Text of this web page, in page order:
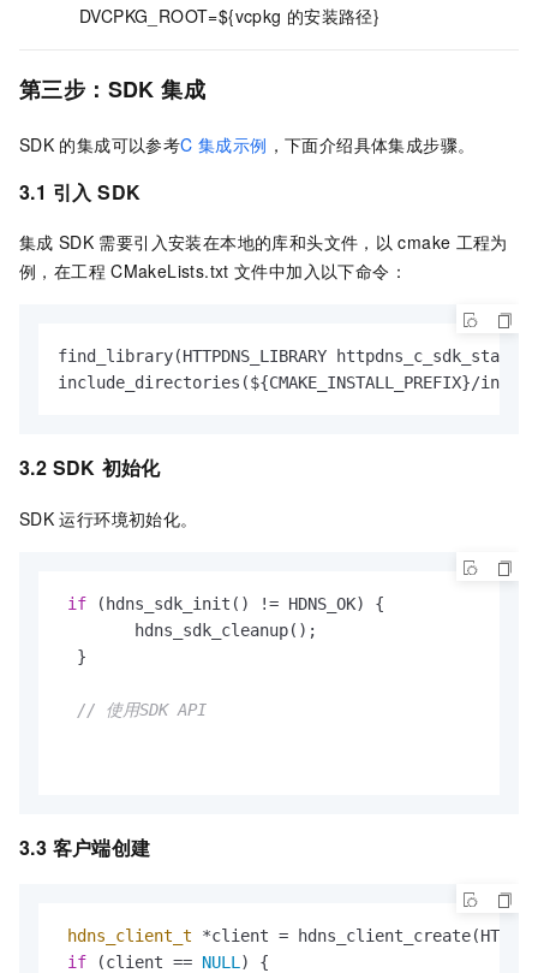
DVCPKG_ROOT=${vcpkg 的安装路径}
第三步：SDK 集成
SDK 的集成可以参考C 集成示例 ，下面介绍具体集成步骤。
3.1 引入 SDK
集成 SDK 需要引入安装在本地的库和头文件，以 cmake 工程为
例，在工程 CMakeLists.txt 文件中加入以下命令：
find_library(HTTPDNS_LIBRARY httpdns_c_sdk_static)
include_directories(${CMAKE_INSTALL_PREFIX}/
3.2 SDK 初始化
SDK 运行环境初始化。
if (hdns_sdk_init() != HDNS_OK) {
        hdns_sdk_cleanup();
  }
// 使用SDK API
3.3 客户端创建
hdns_client_t *client =
if (client == NULL ) {